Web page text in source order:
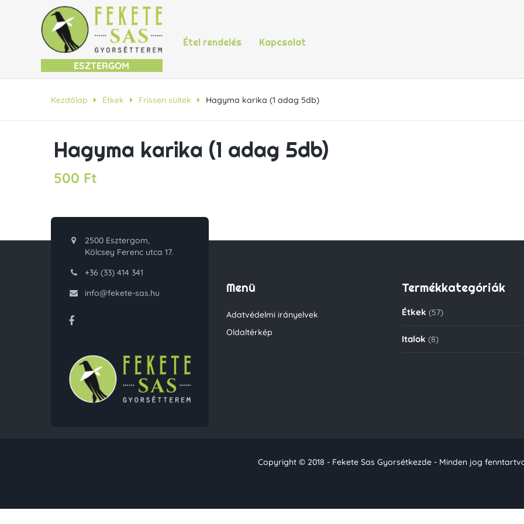
ESZTERGOM
Étel rendelés Kapcsolat
Kezdőlap Étkek Frissen sültek Hagyma karika (1 adag 5db)
Hagyma karika (1 adag 5db)
500 Ft
2500 Esztergom,
Kölcsey Ferenc utca 17.
+36 (33) 414 341
info@fekete-sas.hu
Menü
Adatvédelmi irányelvek
Oldaltérkép
Termékkategóriák
Étkek (57)
Italok (8)
Copyright © 2018 - Fekete Sas Gyorsétkezde - Minden jog